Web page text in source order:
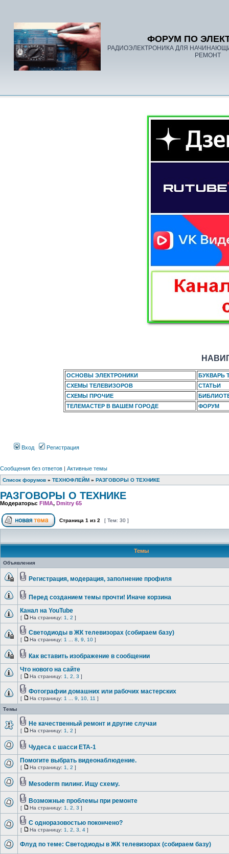
ФОРУМ ПО
РАДИОЭЛЕКТРОНИКА ДЛЯ
РЕМОНТ
ОСНОВЫ ЭЛЕКТРОНИКИ
БУКВАРЬ
СХЕМЫ ТЕЛЕВИЗОРОВ
СТАТЬИ
СХЕМЫ ПРОЧИЕ
ТЕЛЕМАСТЕР В ВАШЕМ ГОРОДЕ
ФОРУМ
Вход Регистрация
Сообщения без ответов | Активные темы
Список форумов » ТЕХНОФЛЕЙМ » РАЗГОВОРЫ О ТЕХНИКЕ
РАЗГОВОРЫ О ТЕХНИКЕ
Модераторы: FIMA, Dmitry 65
Страница 1 из 2 [ Тем: 30 ]
Темы
Объявления
Регистрация, модерация, заполнение профиля
Перед созданием темы прочти! Иначе корзина
Канал на YouTube
[ На страницу: 1 2 ]
Светодиоды в ЖК телевизорах (собираем базу)
[ На страницу: 1 8 9 10 ]
Как вставить изображение в сообщении
Что нового на сайте
[ На страницу: 1 2 3 ]
Фотографии домашних или рабочих мастерских
[ На страницу: 1 9 10 11 ]
Темы
Не качественный ремонт и другие случаи
[ На страницу: 1 2 ]
Чудеса с шасси ETA-1
Помогите выбрать видеонаблюдение.
[ На страницу: 1 2 ]
Mesoderm пилинг. Ищу схему.
Возможные проблемы при ремонте
[ На страницу: 1 2 3 ]
С одноразовостью покончено?
[ На страницу: 1 2 3 4 ]
Флуд по теме: Светодиоды в ЖК телевизорах (собираем базу)